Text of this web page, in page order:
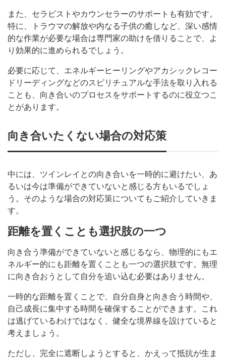
また、セラピストやカウンセラーのサポートも有効です。
特に、トラウマの解放や内なる子供の癒しなど、深い感情
的な作業が必要な場合は専門家の助けを借りることで、よ
り効果的に進められるでしょう。
必要に応じて、エネルギーヒーリングやアカシックレコー
ドリーディングなどのスピリチュアルな手法を取り入れる
ことも、向き合いのプロセスをサポートするのに役立つこ
とがあります。
向き合いたくない場合の対応策
中には、ツインレイとの向き合いを一時的に避けたい、あ
るいは今は準備ができていないと感じる方もいるでしょ
う。そのような場合の対応策についてもご紹介していきま
す。
距離を置くことも選択肢の一つ
向き合う準備ができていないと感じるなら、物理的にもエ
ネルギー的にも距離を置くことも一つの選択肢です。無理
に向き合おうとして自分を追い込む必要はありません。
一時的な距離を置くことで、自分自身と向き合う時間や、
自己成長に集中する時間を確保することができます。これ
は逃げているわけではなく、健全な境界線を設けていると
考えましょう。
ただし、完全に遮断しようとすると、かえって抵抗が生ま